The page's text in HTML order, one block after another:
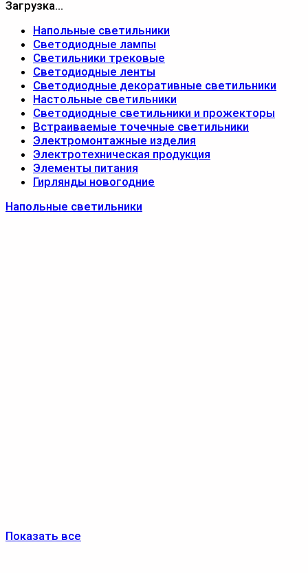
Загрузка...
Напольные светильники
Светодиодные лампы
Светильники трековые
Светодиодные ленты
Светодиодные декоративные светильники
Настольные светильники
Светодиодные светильники и прожекторы
Встраиваемые точечные светильники
Электромонтажные изделия
Электротехническая продукция
Элементы питания
Гирлянды новогодние
Напольные светильники
Показать все